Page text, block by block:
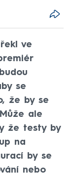
ve
se
že by se
ale
že testy by
na
by se
nebo